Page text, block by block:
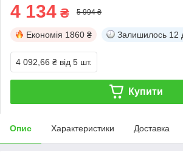
4 134 ₴ 5 994 ₴
Економія 1860 ₴ Залишилось 12
4 092,66 ₴ від 5 шт.
Купити
Опис Характеристики Доставка